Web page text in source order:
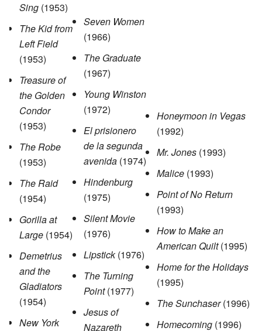
Sing (1953)
The Kid from
Left Field
(1953)
Treasure of
the Golden
Condor
(1953)
The Robe
(1953)
The Raid
(1954)
Gorilla at
Large (1954)
Demetrius
and the
Gladiators
(1954)
New York
Seven Women
(1966)
The Graduate
(1967)
Young Winston
(1972)
El prisionero
de la segunda
avenida (1974)
Hindenburg
(1975)
Silent Movie
(1976)
Lipstick(1976)
The Turning
Point(1977)
Jesus of
Nazareth
Honeymoon in Vegas
(1992)
Mr. Jones (1993)
Malice (1993)
Point of No Return
(1993)
How to Make an
American Quilt(1995)
Home for the Holidays
(1995)
The Sunchaser(1996)
Homecoming (1996)